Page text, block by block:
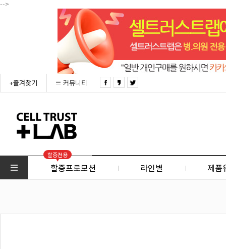
-->
+즐겨찾기 커뮤니티
할증전용
할증프로모션 라인별 제품